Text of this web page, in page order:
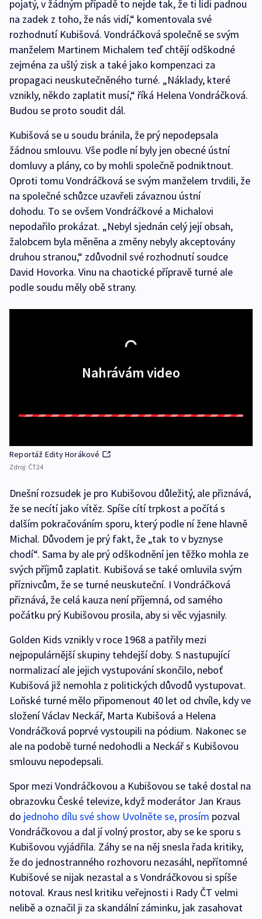
pojatý, v žádným případě to nejde tak, že ti lidi padnou
na zadek z toho, že nás vidí,“ komentovala své
rozhodnutí Kubišová. Vondráčková společně se svým
manželem Martinem Michalem teď chtějí odškodné
zejména za ušlý zisk a také jako kompenzaci za
propagaci neuskutečněného turné. „Náklady, které
vznikly, někdo zaplatit musí,“ říká Helena Vondráčková.
Budou se proto soudit dál.
Kubišová se u soudu bránila, že prý nepodepsala
žádnou smlouvu. Vše podle ní byly jen obecné ústní
domluvy a plány, co by mohli společně podniktnout.
Oproti tomu Vondráčková se svým manželem trvdili, že
na společné schůzce uzavřeli závaznou ústní
dohodu. To se ovšem Vondráčkové a Michalovi
nepodařilo prokázat. „Nebyl sjednán celý její obsah,
žalobcem byla měněna a změny nebyly akceptovány
druhou stranou,“ zdůvodnil své rozhodnutí soudce
David Hovorka. Vinu na chaotické přípravě turné ale
podle soudu měly obě strany.
Nahrávám video
Reportáž Edity Horákové
Zdroj: ČT24
Dnešní rozsudek je pro Kubišovou důležitý, ale přiznává,
že se necítí jako vítěz. Spíše cítí trpkost a počítá s
dalším pokračováním sporu, který podle ní žene hlavně
Michal. Důvodem je prý fakt, že „tak to v byznyse
chodí“. Sama by ale prý odškodnění jen těžko mohla ze
svých příjmů zaplatit. Kubišová se také omluvila svým
příznivcům, že se turné neuskuteční. I Vondráčková
přiznává, že celá kauza není příjemná, od samého
počátku prý Kubišovou prosila, aby si věc vyjasnily.
Golden Kids vznikly v roce 1968 a patřily mezi
nejpopulárnější skupiny tehdejší doby. S nastupující
normalizací ale jejich vystupování skončilo, neboť
Kubišová již nemohla z politických důvodů vystupovat.
Loňské turné mělo připomenout 40 let od chvíle, kdy ve
složení Václav Neckář, Marta Kubišová a Helena
Vondráčková poprvé vystoupili na pódium. Nakonec se
ale na podobě turné nedohodli a Neckář s Kubišovou
smlouvu nepodepsali.
Spor mezi Vondráčkovou a Kubišovou se také dostal na
obrazovku České televize, když moderátor Jan Kraus
do jednoho dílu své show Uvolněte se, prosím pozval
Vondráčkovou a dal jí volný prostor, aby se ke sporu s
Kubišovou vyjádřila. Záhy se na něj snesla řada kritiky,
že do jednostranného rozhovoru nezasáhl, nepřítomné
Kubišové se nijak nezastal a s Vondráčkovou si spíše
notoval. Kraus nesl kritiku veřejnosti i Rady ČT velmi
nelibě a označil ji za skandální záminku, jak zasahovat